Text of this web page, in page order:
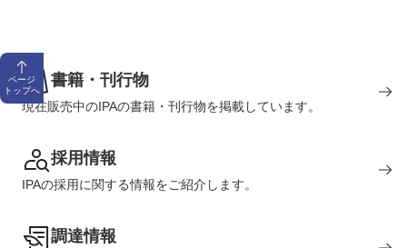
ページ
トップへ
書籍・刊行物
現在販売中のIPAの書籍・刊行物を掲載しています。
採用情報
IPAの採用に関する情報をご紹介します。
調達情報